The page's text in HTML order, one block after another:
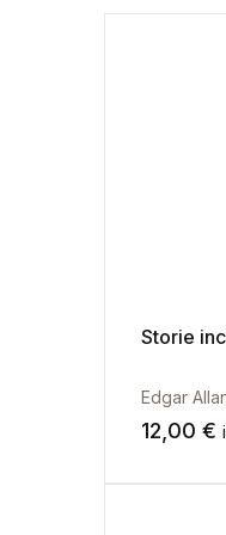
Storie
Edgar
12,00 €